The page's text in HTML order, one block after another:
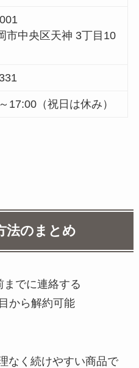
市中央区天神 3丁目10
17:00（祝日は休み）
法のまとめ
でに連絡する
から解約可能
なく続けやすい商品で